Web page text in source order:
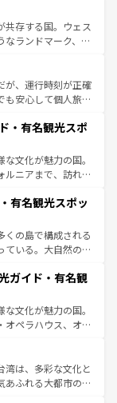
み方が可能だ。さ
ており、どの街角に
リ以外の個性あふ
ることがない。ベ
アルプスの絶景、そ
風景は必見。ビール
新着の
てほしい。
共存する国。ウェス
なランドマーク、歴
雅なアフタヌーン
国パブ、サッカー観
豊富。イギリスを旅
が、運行時刻が正確
も安心して個人旅行
ではのユニークな
町歩きも満喫する
価も高いが、旅行
り、うまく活用すれ
照してほしい。
・有名観光スポ
文化が魅力の国。
ルニアまで、訪れる
グ、エンターテイ
。一方、アメリカ
ャニオンやイエロー
できる。さらに、南
で異なる魅力を楽
感じることができ
の旅も、アメリカ
い。
有名観光スポッ
くの島で構成される
ている。大自然の神
地といえばオアフ
島やカウアイ島が
をはじめ、豊かな
スピリット」と呼ば
アンミュージッ
がハワイの魅力を彩
動が待っているハ
ガイド・有名観
文化が魅力の国。
オペラハウス、オー
ル（エアーズロッ
アンズの熱帯雨林な
ェやワイン、オージ
湾は、多彩な文化と
あふれる大都市の台